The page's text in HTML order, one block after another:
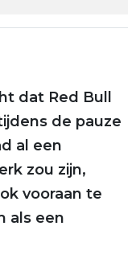
dat Red Bull
de pauze
al een
zou zijn,
vooraan te
als een